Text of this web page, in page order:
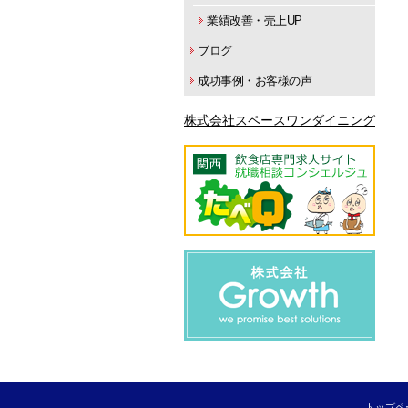
業績改善・売上UP
ブログ
成功事例・お客様の声
株式会社スペースワンダイニング